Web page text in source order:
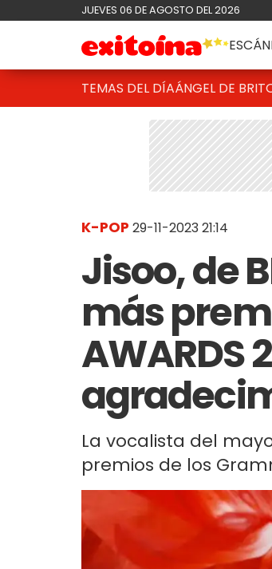
JUEVES 06 DE AGOSTO DEL 2026
TEMAS DEL DÍAÁNGEL DE
K-POP 29-11-2023 21:14
Jisoo, de
más
AWARDS
La vocalista del
premios de los